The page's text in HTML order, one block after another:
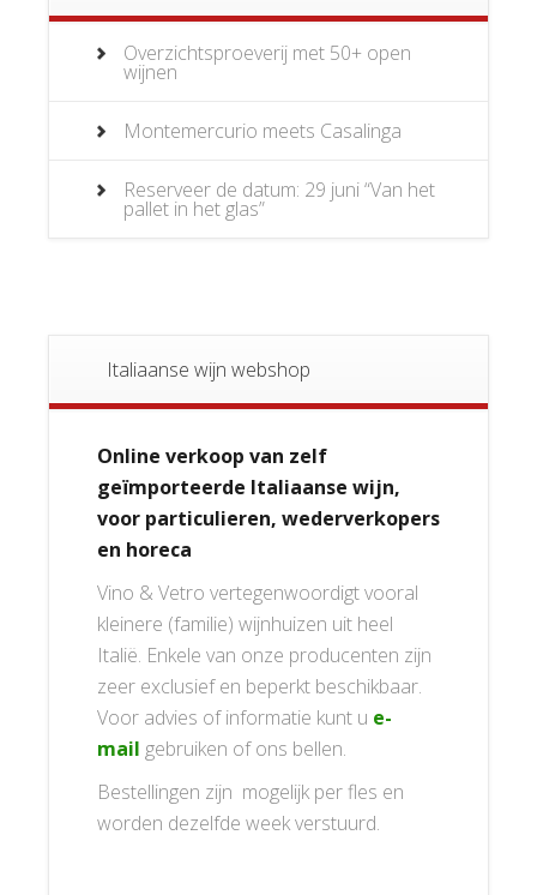
Overzichtsproeverij met 50+ open
wijnen
Montemercurio meets Casalinga
Reserveer de datum: 29 juni “Van het
pallet in het glas”
Italiaanse wijn webshop
Online verkoop van zelf
geïmporteerde Italiaanse wijn,
voor particulieren, wederverkopers
en horeca
Vino & Vetro vertegenwoordigt vooral
kleinere (familie) wijnhuizen uit heel
Italië. Enkele van onze producenten zijn
zeer exclusief en beperkt beschikbaar.
Voor advies of informatie kunt u e-
mail gebruiken of ons bellen.
Bestellingen zijn mogelijk per fles en
worden dezelfde week verstuurd.